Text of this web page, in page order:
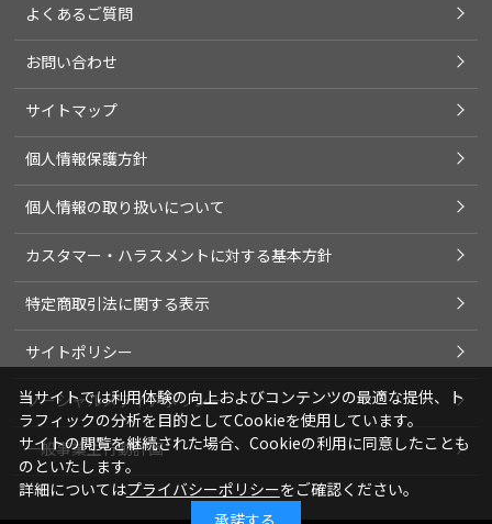
よくあるご質問
お問い合わせ
サイトマップ
個人情報保護方針
個人情報の取り扱いについて
カスタマー・ハラスメントに対する基本方針
特定商取引法に関する表示
サイトポリシー
ソーシャルメディアポリシー
一般事業主行動計画
当サイトでは利用体験の向上およびコンテンツの最適な提供、ト
ラフィックの分析を目的としてCookieを使用しています。
サイトの閲覧を継続された場合、Cookieの利用に同意したことも
のといたします。
詳細についてはプライバシーポリシーをご確認ください。